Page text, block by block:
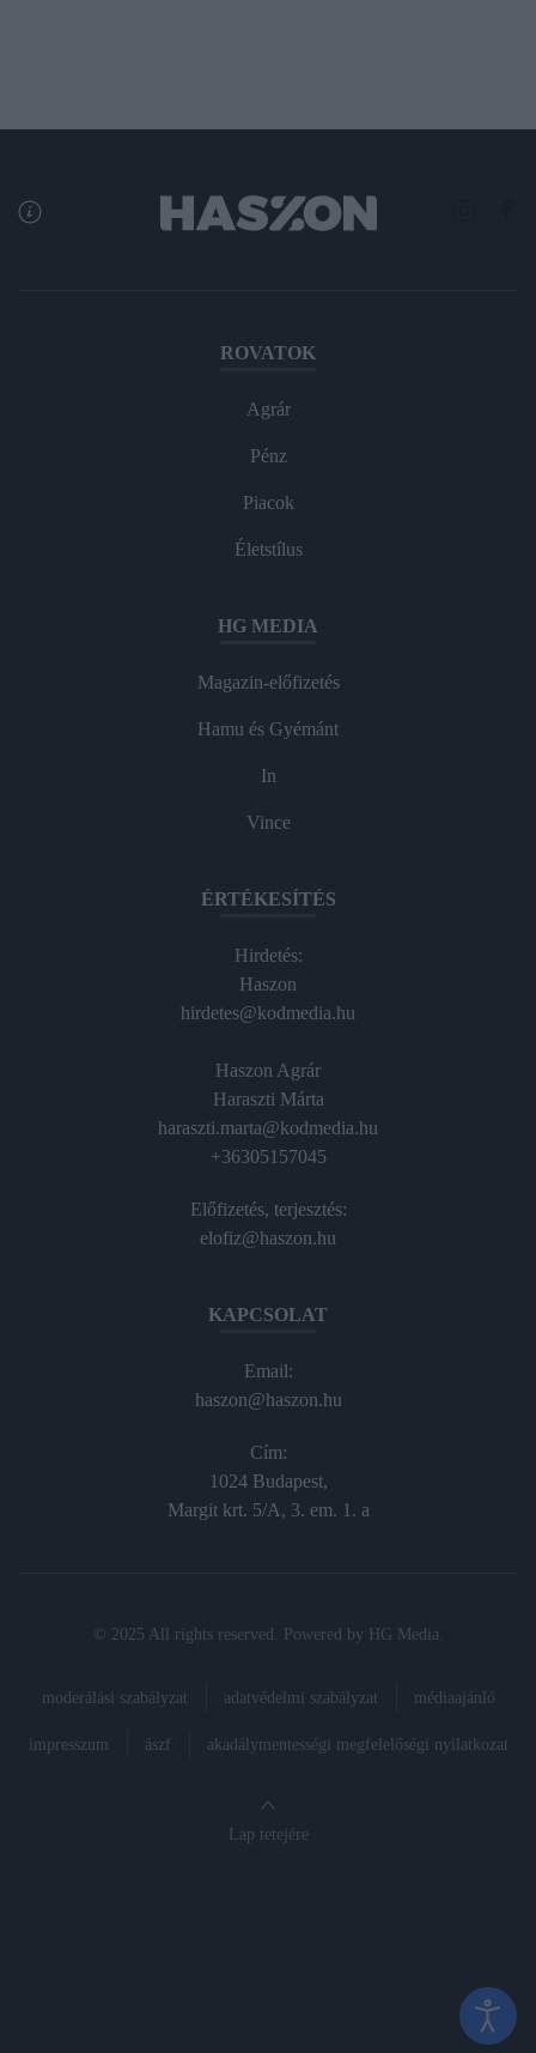
ROVATOK
Agrár
Pénz
Piacok
Életstílus
HG MEDIA
Magazin-előfizetés
Hamu és Gyémánt
In
Vince
ÉRTÉKESÍTÉS
Hirdetés:
Haszon
hirdetes@kodmedia.hu
Haszon Agrár
Haraszti Márta
haraszti.marta@kodmedia.hu
+36305157045
Előfizetés, terjesztés:
elofiz@haszon.hu
KAPCSOLAT
Email:
haszon@haszon.hu
Cím:
1024 Budapest,
Margit krt. 5/A, 3. em. 1. a
© 2025 All rights reserved. Powered by HG Media
moderálási szabályzat adatvédelmi szabályzat médiaajánló
impresszum ászf akadálymentességi megfelelőségi nyilatkozat
Lap tetejére